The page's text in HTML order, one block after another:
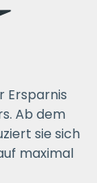
Ersparnis
Ab dem
sie sich
maximal